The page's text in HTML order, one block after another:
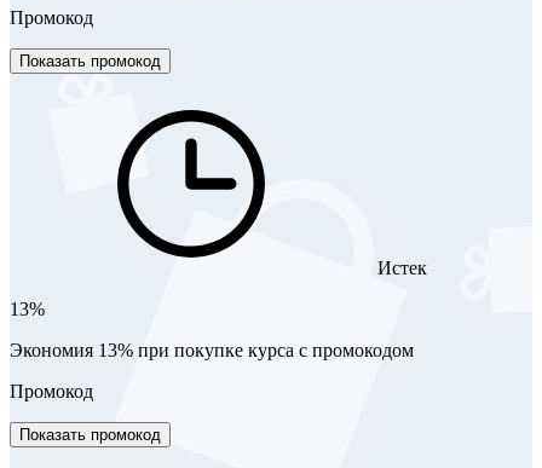
Промокод
Показать промокод
Истек
13%
Экономия 13% при покупке курса с промокодом
Промокод
Показать промокод